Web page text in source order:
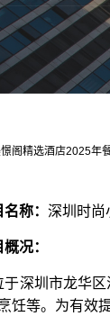
阁精选酒店2025年
称： 深圳时尚
况：
于深圳市龙华区
饪等。为有效